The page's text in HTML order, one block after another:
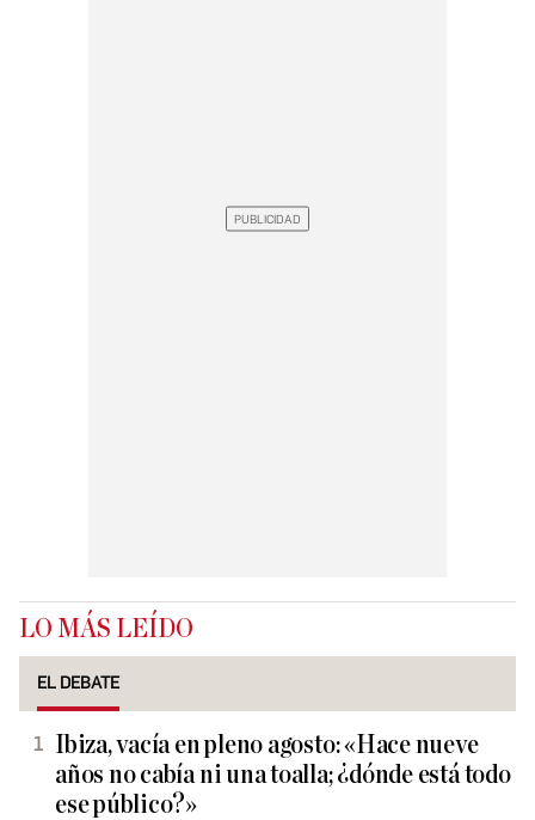
LO MÁS LEÍDO
EL DEBATE
Ibiza, vacía en pleno agosto: «Hace nueve
años no cabía ni una toalla; ¿dónde está todo
ese público?»